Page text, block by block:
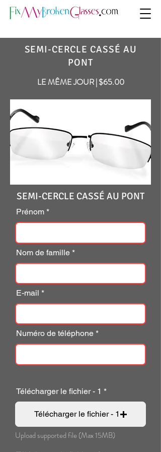
SEMI-CERCLE CASSÉ AU
PONT
LE MÊME JOUR | $65.00
SEMI-CERCLE CASSÉ AU PONT
Prénom
Nom de famille
E-mail
Numéro de téléphone
Télécharger le fichier - 1
Télécharger le fichier - 1
Upload supported file (Max 15MB)